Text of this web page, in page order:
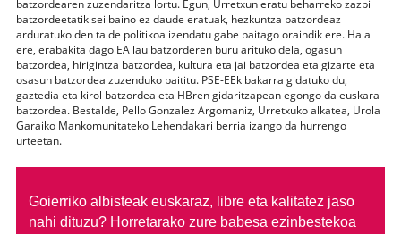
batzordearen zuzendaritza lortu. Egun, Urretxun eratu beharreko zazpi
batzordeetatik sei baino ez daude eratuak, hezkuntza batzordeaz
arduratuko den talde politikoa izendatu gabe baitago oraindik ere. Hala
ere, erabakita dago EA lau batzorderen buru arituko dela, ogasun
batzordea, hirigintza batzordea, kultura eta jai batzordea eta gizarte eta
osasun batzordea zuzenduko baititu. PSE-EEk bakarra gidatuko du,
gaztedia eta kirol batzordea eta HBren gidaritzapean egongo da euskara
batzordea. Bestalde, Pello Gonzalez Argomaniz, Urretxuko alkatea, Urola
Garaiko Mankomunitateko Lehendakari berria izango da hurrengo
urteetan.
Goierriko albisteak euskaraz, libre eta kalitatez jaso
nahi dituzu? Horretarako zure babesa ezinbestekoa